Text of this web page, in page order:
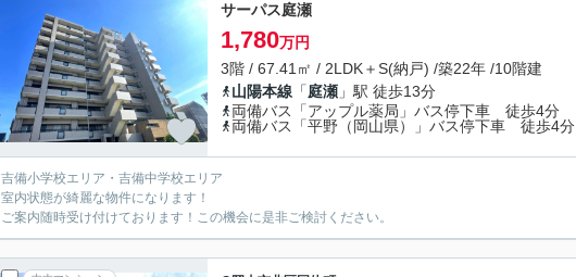
サーパス庭瀬
1,780万円
3階 / 67.41㎡ / 2LDK＋S(納戸) /築22年 /10階建
山陽本線 「庭瀬 」駅 徒歩13分
両備バス「アップル薬局」バス停下車 徒歩4分
両備バス「平野（岡山県）」バス停下車 徒歩4分
吉備小学校エリア・吉備中学校エリア
室内状態が綺麗な物件になります！
ご案内随時受け付けております！この機会に是非ご検討ください。